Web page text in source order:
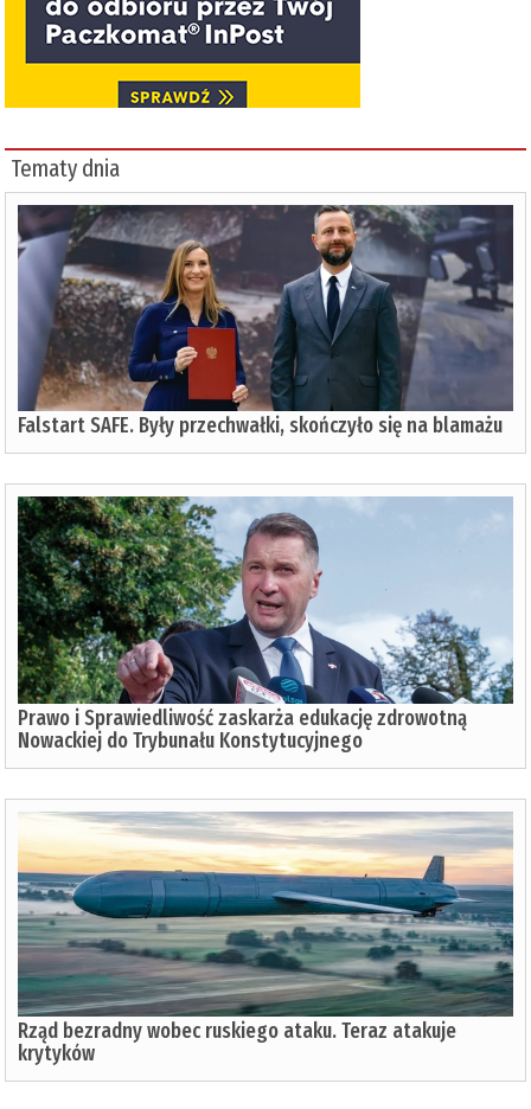
Tematy dnia
Falstart SAFE. Były przechwałki, skończyło się na blamażu
Prawo i Sprawiedliwość zaskarża edukację zdrowotną
Nowackiej do Trybunału Konstytucyjnego
Rząd bezradny wobec ruskiego ataku. Teraz atakuje
krytyków